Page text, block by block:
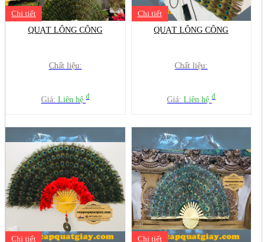
Chi tiết
QUẠT LÔNG CÔNG
Chất liệu:
Giá: Liên hệ đ
Chi tiết
QUẠT LÔNG CÔNG
Chất liệu:
Giá:Liên hệđ
Chi tiết
Chi tiết